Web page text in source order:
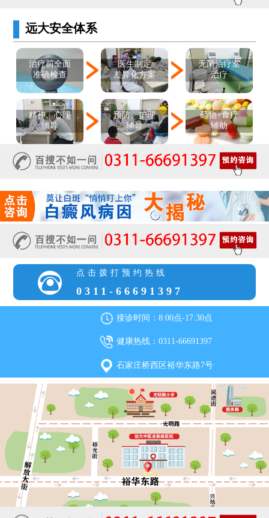
远大安全体系
治疗前全面
准确检查
医生制定
差异化方案
无菌治疗室
治疗
精神、心理
辅导
预防、护理
辅导
药物+食疗
辅助
点击拨打预约热线
0311-66691397
接诊时间：8:00点-17:30点
健康热线：0311-66691397
石家庄桥西区裕华东路7号